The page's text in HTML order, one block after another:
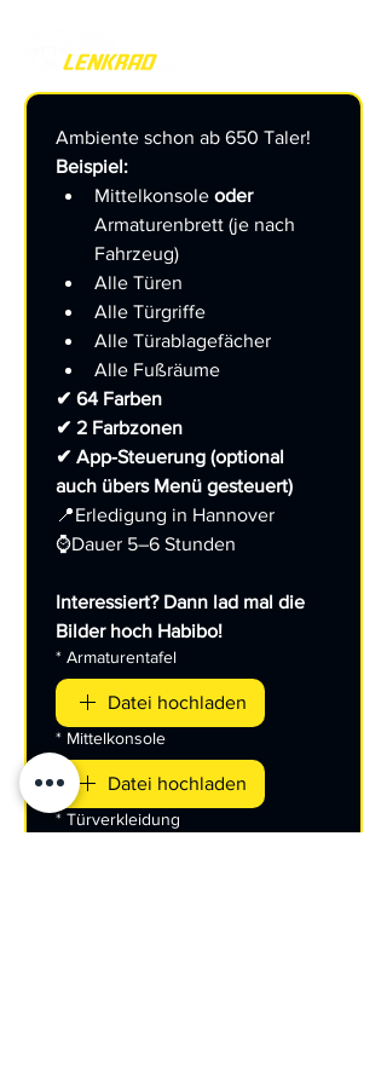
Ambiente schon ab 650 Taler!
Beispiel:
Mittelkonsole oder
Armaturenbrett (je nach
Fahrzeug)
Alle Türen
Alle Türgriffe
Alle Türablagefächer
Alle Fußräume
✔ 64 Farben
✔ 2 Farbzonen
✔ App-Steuerung (optional
auch übers Menü gesteuert)
📍Erledigung in Hannover
⌚Dauer 5–6 Stunden
Interessiert? Dann lad mal die
Bilder hoch Habibo!
* Armaturentafel
Datei hochladen
* Mittelkonsole
Datei hochladen
* Türverkleidung